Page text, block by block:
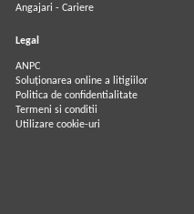
Angajari - Cariere
Legal
ANPC
Soluționarea online a litigiilor
Politica de confidentialitate
Termeni si conditii
Utilizare cookie-uri